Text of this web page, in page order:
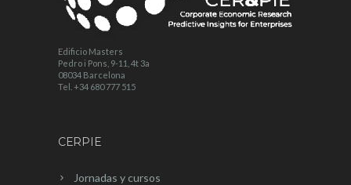
Edificio Masters
Pedro i Pons, 9-11, 4t 3a
08034 Barcelona
Tel. +34 680 777 515
CERPIE
Jornadas y cursos